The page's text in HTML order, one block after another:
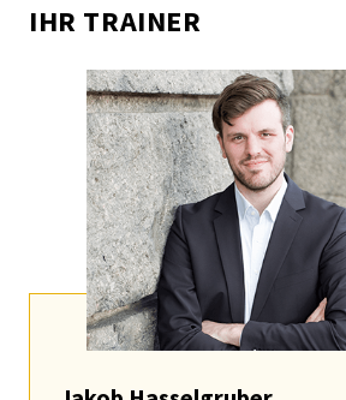
IHR TRAI­NER